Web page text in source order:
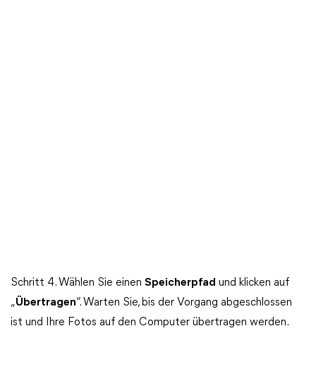
Schritt 4. Wählen Sie einen Speicherpfad und klicken auf
„Übertragen“. Warten Sie, bis der Vorgang abgeschlossen
ist und Ihre Fotos auf den Computer übertragen werden.